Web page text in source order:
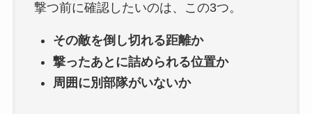
撃つ前に確認したいのは、この3つ。
その敵を倒し切れる距離か
撃ったあとに詰められる位置か
周囲に別部隊がいないか